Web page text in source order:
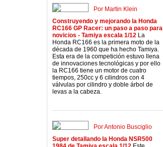
Por Martin Klein
Construyendo y mejorando la Honda
RC166 GP Racer: un paso a paso para
novicios - Tamiya escala 1/12 La
Honda RC166 es la primera moto de la
década de 1960 que ha hecho Tamiya.
Esta era de la competición estuvo llena
de innovaciones tecnológicas y por ello
la RC166 tiene un motor de cuatro
tiempos, 250cc y 6 cilindros con 4
válvulas por cilindro y doble árbol de
levas a la cabeza.
Por Antonio Busciglio
Super detallando la Honda NSR500